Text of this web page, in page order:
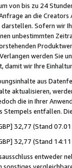
von bis zu 24
an die
Sofern wir
unbestimmten
werden Sie
wir Ihre
aus
aktualisieren,
die in Ihrer
entfallen.
32,77 (Stand
32,77 (Stand
entweder